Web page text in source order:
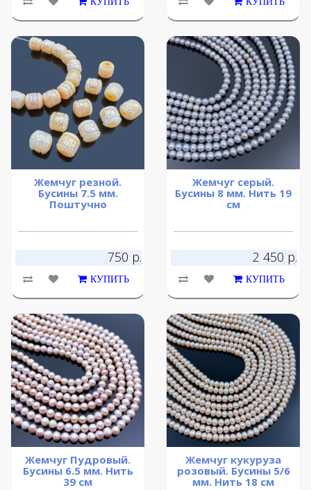
Жемчуг резной.
Бусины 7.5 мм.
Поштучно
750 р.
КУПИТЬ
Жемчуг серый.
Бусины 8 мм. Нить 19
см
2 450 р.
КУПИТЬ
Жемчуг Пудровый.
Бусины 6.5 мм. Нить
39 см
Жемчуг кукуруза
розовый. Бусины 5/6
мм. Нить 18 см